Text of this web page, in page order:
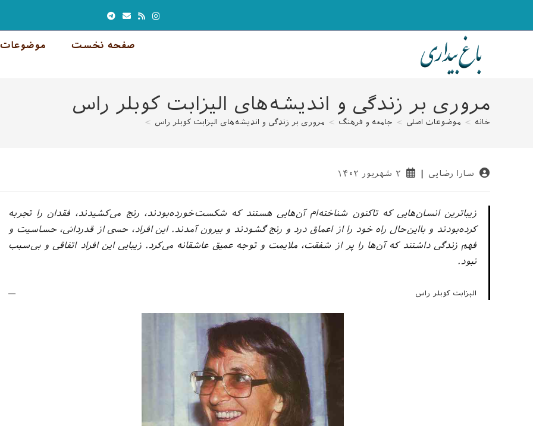
صفحه نخست
مروری بر زندگی و اندیشه‌های الیزابت کوبلر راس
خانه > موضوعات اصلی > جامعه و فرهنگ > مروری بر زندگی و اندیشه‌های الیزابت کوبلر راس >
نویسندهٔ
سارا رضایی
نوشته۲ شهریور ۱۴۰۲
زیباترین انسان‌هایی که تاکنون شناخته‌ام آن‌هایی هستند که شکست‌خورده‌بودند، رنج می‌کشیدند، فقدان را تجربه
کرده‌بودند و بااین‌حال راه خود را از اعماق درد و رنج گشودند و بیرون آمدند. این افراد، حسی از قدردانی، حساسیت و
فهم زندگی داشتند که آن‌ها را پر از شفقت، ملایمت و توجه عمیق عاشقانه می‌کرد. زیبایی این افراد اتفاقی و بی‌سبب
نبود.
الیزابت کوبلر راس